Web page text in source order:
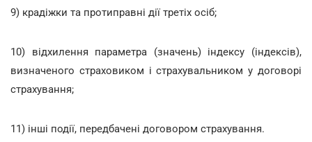
9) крадіжки та протиправні дії третіх осіб;
10) відхилення параметра (значень) індексу (індексів),
визначеного страховиком і страхувальником у договорі
страхування;
11) інші події, передбачені договором страхування.